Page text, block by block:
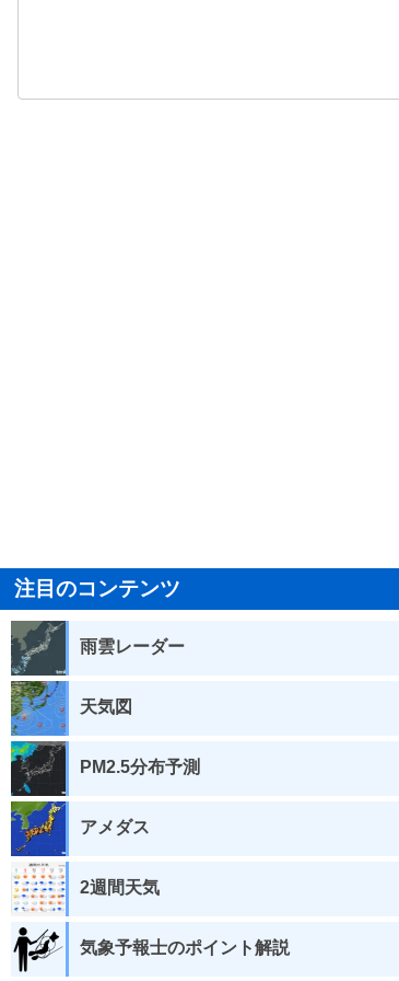
注目のコンテンツ
雨雲レーダー
天気図
PM2.5分布予測
アメダス
2週間天気
気象予報士のポイント解説